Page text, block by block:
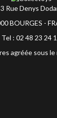
3 Rue Denys
BOURGES -
Tel : 02 48 23 24
agréée sous